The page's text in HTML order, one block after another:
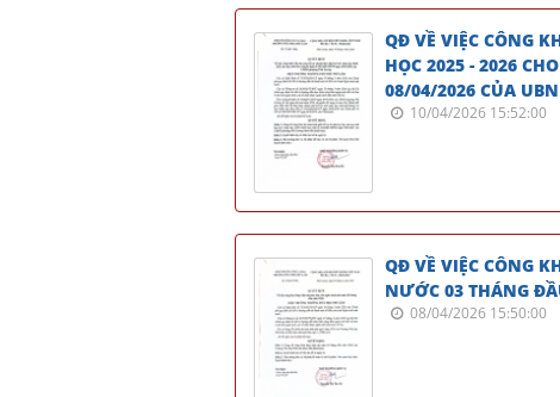
QĐ VỀ VIỆC CÔNG
HỌC 2025 - 2026
08/04/2026 CỦA
10/04/2026 15:52:00
QĐ VỀ VIỆC CÔNG
NƯỚC 03 THÁNG
08/04/2026 15:50:00